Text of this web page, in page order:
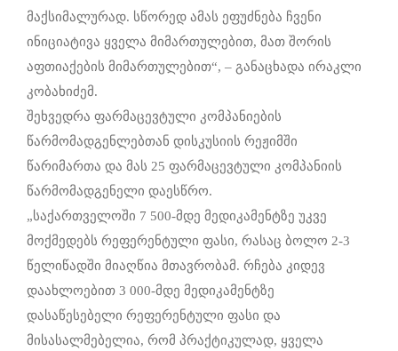
მაქსიმალურად. სწორედ ამას ეფუძნება ჩვენი
ინიციატივა ყველა მიმართულებით, მათ შორის
აფთიაქების მიმართულებით“, – განაცხადა ირაკლი
კობახიძემ.
შეხვედრა ფარმაცევტული კომპანიების
წარმომადგენლებთან დისკუსიის რეჟიმში
წარიმართა და მას 25 ფარმაცევტული კომპანიის
წარმომადგენელი დაესწრო.
„საქართველოში 7 500-მდე მედიკამენტზე უკვე
მოქმედებს რეფერენტული ფასი, რასაც ბოლო 2-3
წელიწადში მიაღწია მთავრობამ. რჩება კიდევ
დაახლოებით 3 000-მდე მედიკამენტზე
დასაწესებელი რეფერენტული ფასი და
მისასალმებელია, რომ პრაქტიკულად, ყველა